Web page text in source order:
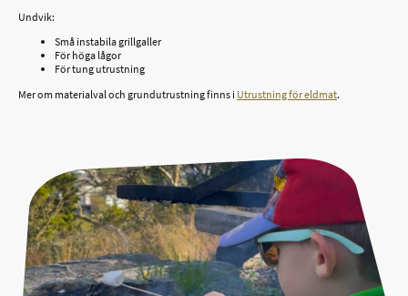
Undvik:
Små instabila grillgaller
För höga lågor
För tung utrustning
Mer om materialval och grundutrustning finns i Utrustning för eldmat.